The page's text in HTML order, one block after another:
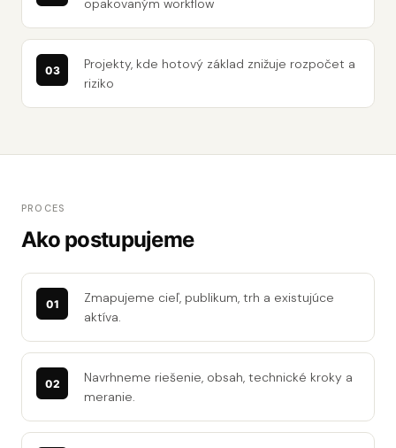
opakovaným workflow
Projekty, kde hotový základ znižuje rozpočet a
riziko
PROCES
Ako postupujeme
Zmapujeme cieľ, publikum, trh a existujúce
aktíva.
Navrhneme riešenie, obsah, technické kroky a
meranie.